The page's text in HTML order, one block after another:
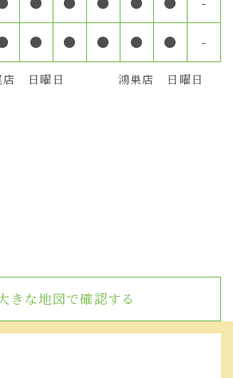
● ● ● ● ● -
尾店 日曜日 鴻巣店 日曜日
きな地図で確認する